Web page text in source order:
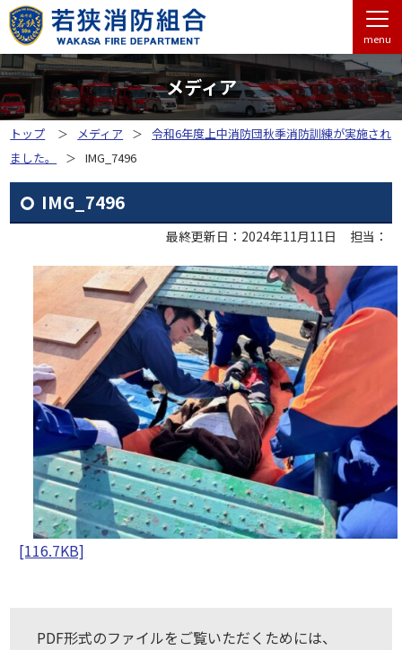
menu
メディア
トップ メディア
令和6年度上中消防団秋季消防訓練が実施され
ました。
IMG_7496
IMG_7496
最終更新日：2024年11月11日 担当：
[116.7KB]
PDF形式のファイルをご覧いただくためには、